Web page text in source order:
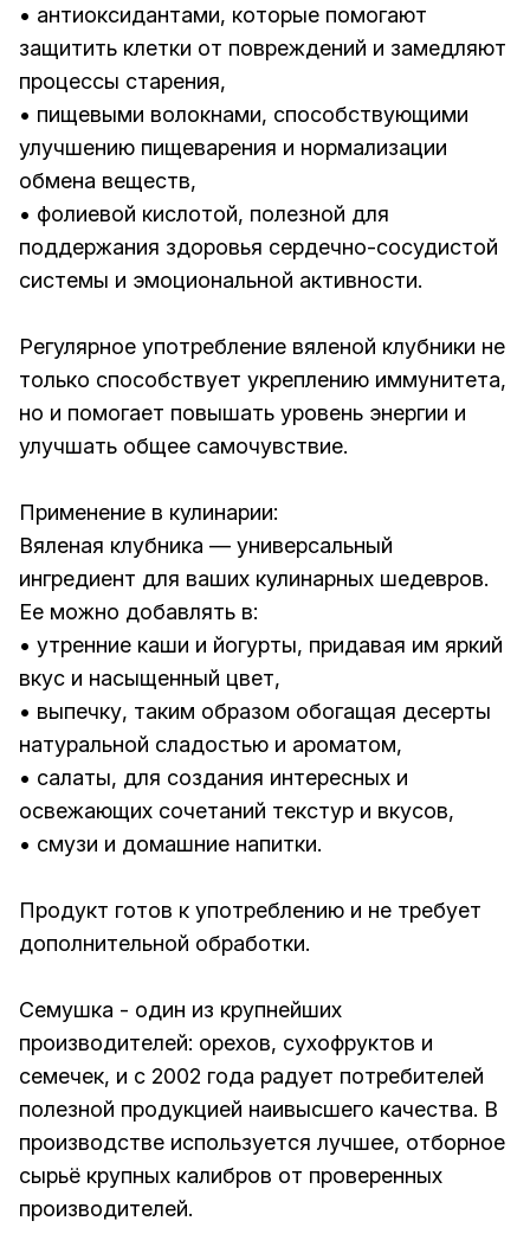
• антиоксидантами, которые помогают
защитить клетки от повреждений и замедляют
процессы старения,
• пищевыми волокнами, способствующими
улучшению пищеварения и нормализации
обмена веществ,
• фолиевой кислотой, полезной для
поддержания здоровья сердечно-сосудистой
системы и эмоциональной активности.
Регулярное употребление вяленой клубники не
только способствует укреплению иммунитета,
но и помогает повышать уровень энергии и
улучшать общее самочувствие.
Применение в кулинарии:
Вяленая клубника — универсальный
ингредиент для ваших кулинарных шедевров.
Ее можно добавлять в:
• утренние каши и йогурты, придавая им яркий
вкус и насыщенный цвет,
• выпечку, таким образом обогащая десерты
натуральной сладостью и ароматом,
• салаты, для создания интересных и
освежающих сочетаний текстур и вкусов,
• смузи и домашние напитки.
Продукт готов к употреблению и не требует
дополнительной обработки.
Семушка - один из крупнейших
производителей: орехов, сухофруктов и
семечек, и с 2002 года радует потребителей
полезной продукцией наивысшего качества. В
производстве используется лучшее, отборное
сырьё крупных калибров от проверенных
производителей.